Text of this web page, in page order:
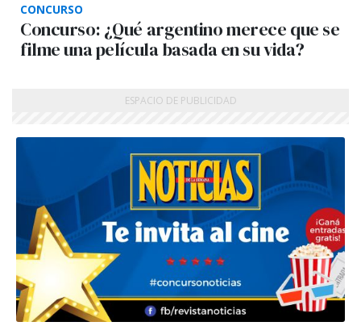
CONCURSO
Concurso: ¿Qué argentino merece que se
filme una película basada en su vida?